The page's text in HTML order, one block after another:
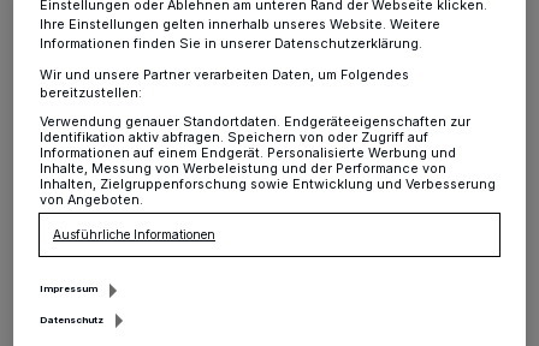
Spendenbereitschaft
durften in der vergangenen Woche Sachspenden bei
Rewe Stockhausen in Unterfeldhaus abholen.
18.02.2022 , 11:38 Uhr Eine Minute Lesezeit
Einstellungen oder Ablehnen am unteren Rand der Webseite klicken.
Ihre Einstellungen gelten innerhalb unseres Website. Weitere
Informationen finden Sie in unserer Datenschutzerklärung.
Wir und unsere Partner verarbeiten Daten, um Folgendes
bereitzustellen:
Verwendung genauer Standortdaten. Endgeräteeigenschaften zur
Identifikation aktiv abfragen. Speichern von oder Zugriff auf
Informationen auf einem Endgerät. Personalisierte Werbung und
Inhalte, Messung von Werbeleistung und der Performance von
Inhalten, Zielgruppenforschung sowie Entwicklung und Verbesserung
von Angeboten.
Ausführliche Informationen
Impressum
Datenschutz